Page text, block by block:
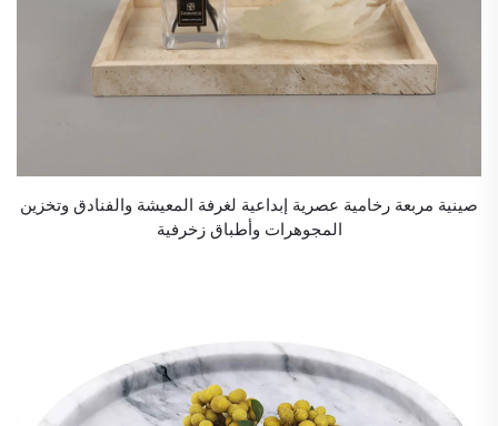
صينية مربعة رخامية عصرية إبداعية لغرفة المعيشة والفنادق وتخزين
المجوهرات وأطباق زخرفية